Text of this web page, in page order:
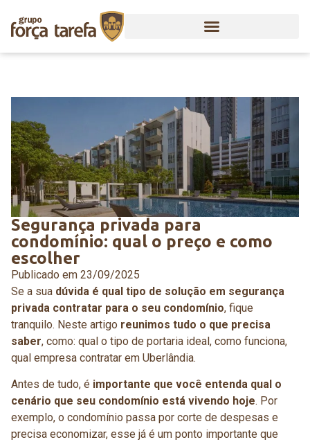
Segurança privada para
condomínio: qual o preço e como
escolher
Publicado em 23/09/2025
Se a sua dúvida é qual tipo de solução em segurança
privada contratar para o seu condomínio, fique
tranquilo. Neste artigo reunimos tudo o que precisa
saber, como: qual o tipo de portaria ideal, como funciona,
qual empresa contratar em Uberlândia.
Antes de tudo, é importante que você entenda qual o
cenário que seu condomínio está vivendo hoje. Por
exemplo, o condomínio passa por corte de despesas e
precisa economizar, esse já é um ponto importante que